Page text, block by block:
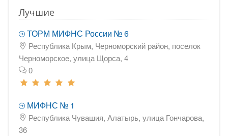
Лучшие
ТОРМ МИФНС России № 6
Республика Крым, Черноморский район, поселок
Черноморское, улица Щорса, 4
0
МИФНС № 1
Республика Чувашия, Алатырь, улица Гончарова,
36